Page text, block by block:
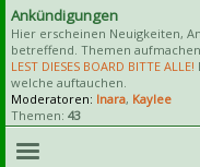
Ankündigungen
Hier erscheinen Neuigkeiten,
betreffend. Themen
LEST DIESES BOARD BITTE ALLE!
welche auftauchen.
Moderatoren: Inara, Kaylee
Themen: 43